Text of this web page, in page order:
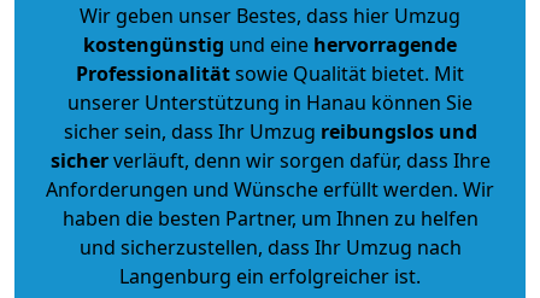
Wir geben unser Bestes, dass hier Umzug
kostengünstig und eine hervorragende
Professionalitätsowie Qualität bietet. Mit
unserer Unterstützung in Hanau können Sie
sicher sein, dass Ihr Umzug reibungslos und
sicherverläuft, denn wir sorgen dafür, dass Ihre
Anforderungen und Wünsche erfüllt werden. Wir
haben die besten Partner, um Ihnen zu helfen
und sicherzustellen, dass Ihr Umzug nach
Langenburg ein erfolgreicher ist.